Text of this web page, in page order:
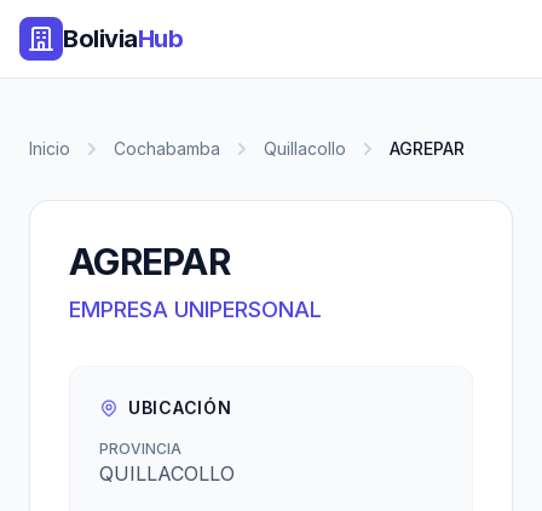
BoliviaHub
Inicio Cochabamba Quillacollo AGREPAR
AGREPAR
EMPRESA UNIPERSONAL
UBICACIÓN
PROVINCIA
QUILLACOLLO